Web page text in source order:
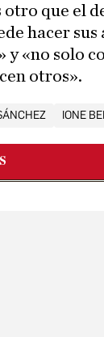
que el
hacer sus
y «no solo
otros».
IONE